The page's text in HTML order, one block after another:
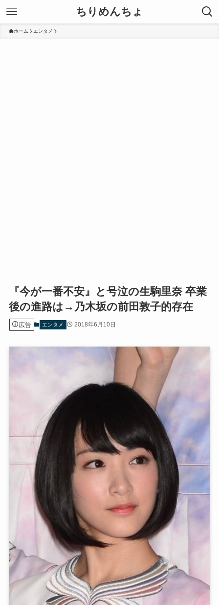
ちりめんちょ
ホーム エンタメ
『今が一番不安』と号泣の生駒里奈 卒業
後の進路は→乃木坂の前田敦子的存在
広告 エンタメ 2018年6月10日